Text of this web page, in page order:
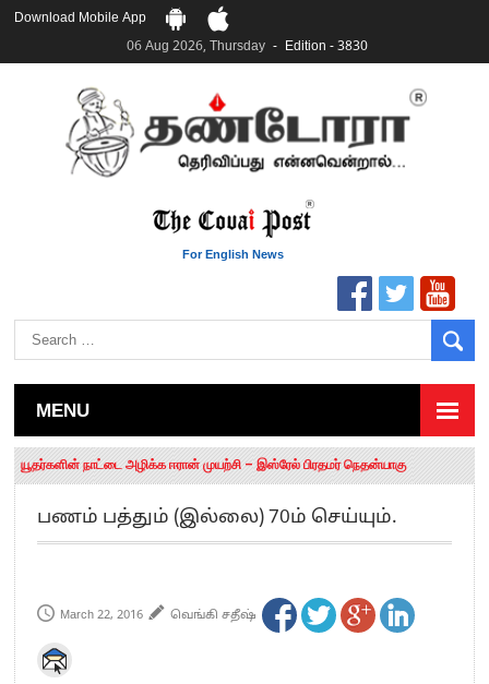
Download Mobile App
06 Aug 2026, Thursday
Edition - 3830
For English News
MENU
யூதர்களின் நாட்டை அழிக்க ஈரான் முயற்சி – இஸ்ரேல் பிரதமர் நெதன்யாகு
“மக்களால் நிராகரிக்கப்பட்டவர் ஸ்டாலின்!” – செங்கோட்டையன்
எங்களை நீக்குவதற்கு இபிஎஸ்க்கு அதிகாரம் இல்லை.. – சி. வி.சண்முகம்
எஸ்.பி.வேலுமணி, சி.வி.சண்முகம் உள்ளிட்ட MLA-க்கள் பதவி பறிப்பு
“மாணவர்கள் நடத்திய மொழிப்போரில் ஸ்டிக்கர் ஒட்டிக்கொண்டது திமுக”- பாமக
தலைவர் அன்புமணி ராமதாஸ்
பிரவீன் சக்ரவர்த்தியின் கருத்து காங்கிரஸ் தலைமையின் கருத்து கிடையாது – கார்த்தி
பணம் பத்தும் (இல்லை) 70ம் செய்யும்.
March 22, 2016 வெங்கி சதீஷ்